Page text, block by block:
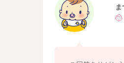
んなのだと思い
ハイチェアに立